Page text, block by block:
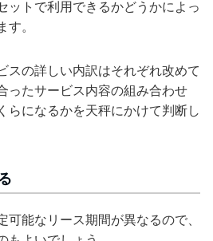
ットで利用できるかどうかによっ
。
スの詳しい内訳はそれぞれ改めて
ったサービス内容の組み合わせ
らになるかを天秤にかけて判断し
可能なリース期間が異なるので、